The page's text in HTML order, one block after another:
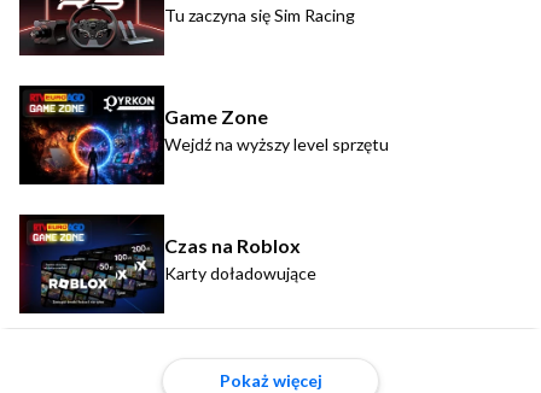
Tu zaczyna się Sim Racing
Game Zone
Wejdź na wyższy level sprzętu
Czas na Roblox
Karty doładowujące
Pokaż więcej